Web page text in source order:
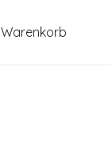
Warenkorb